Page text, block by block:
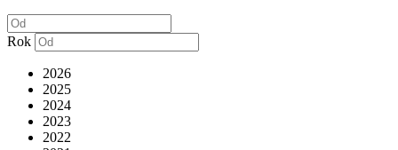
Rok
2026
2025
2024
2023
2022